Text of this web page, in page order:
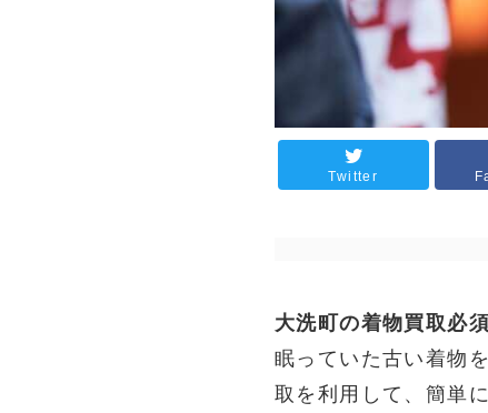
Twitter
大洗町の着物買取必
眠っていた古い着物
取を利用して、簡単